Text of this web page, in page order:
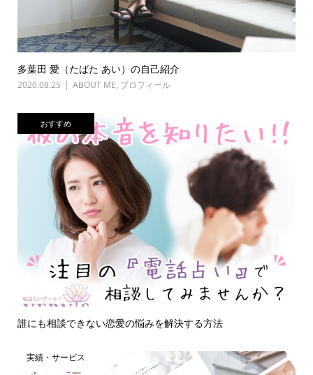
多葉田 愛（たばた あい）の自己紹介
2020.08.25 ABOUT ME, プロフィール
おすすめ
誰にも相談できない恋愛の悩みを解決する方法
実績・サービス